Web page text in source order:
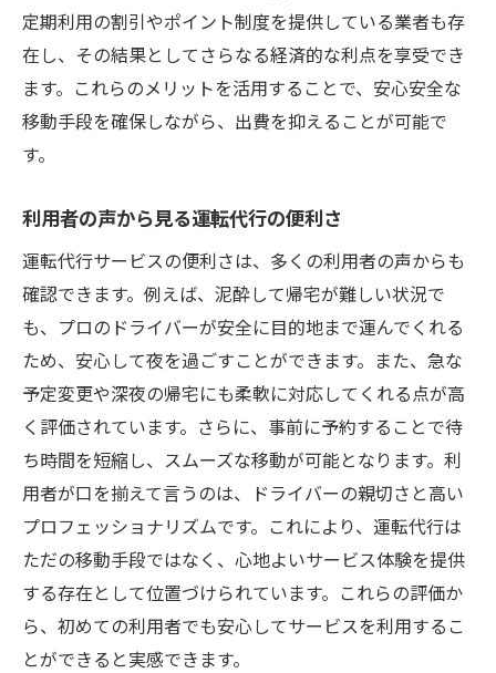
定期利用の割引やポイント制度を提供している業者も存
在し、その結果としてさらなる経済的な利点を享受でき
ます。これらのメリットを活用することで、安心安全な
移動手段を確保しながら、出費を抑えることが可能で
す。
利用者の声から見る運転代行の便利さ
運転代行サービスの便利さは、多くの利用者の声からも
確認できます。例えば、泥酔して帰宅が難しい状況で
も、プロのドライバーが安全に目的地まで運んでくれる
ため、安心して夜を過ごすことができます。また、急な
予定変更や深夜の帰宅にも柔軟に対応してくれる点が高
く評価されています。さらに、事前に予約することで待
ち時間を短縮し、スムーズな移動が可能となります。利
用者が口を揃えて言うのは、ドライバーの親切さと高い
プロフェッショナリズムです。これにより、運転代行は
ただの移動手段ではなく、心地よいサービス体験を提供
する存在として位置づけられています。これらの評価か
ら、初めての利用者でも安心してサービスを利用するこ
とができると実感できます。